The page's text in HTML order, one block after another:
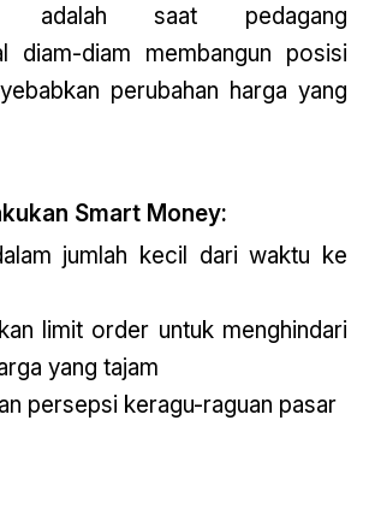
adalah saat pedagang
diam-diam membangun posisi
perubahan harga yang
Smart Money:
jumlah kecil dari waktu ke
limit order untuk menghindari
yang tajam
persepsi keragu-raguan pasar